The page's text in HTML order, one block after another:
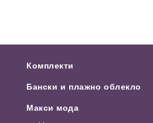
Комплекти
Бански и плажно облекло
Макси мода